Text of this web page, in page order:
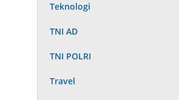
Teknologi
TNI AD
TNI POLRI
Travel